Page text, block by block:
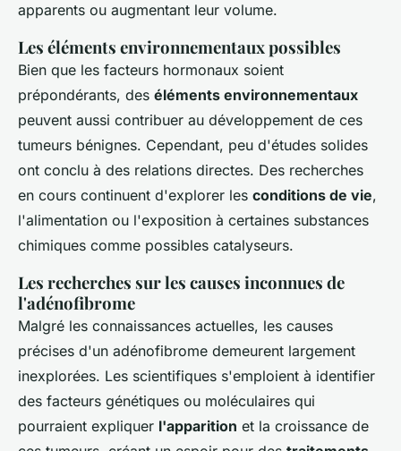
apparents ou augmentant leur volume.
Les éléments environnementaux possibles
Bien que les facteurs hormonaux soient
prépondérants, des éléments environnementaux
peuvent aussi contribuer au développement de ces
tumeurs bénignes. Cependant, peu d'études solides
ont conclu à des relations directes. Des recherches
en cours continuent d'explorer les conditions de vie,
l'alimentation ou l'exposition à certaines substances
chimiques comme possibles catalyseurs.
Les recherches sur les causes inconnues de
l'adénofibrome
Malgré les connaissances actuelles, les causes
précises d'un adénofibrome demeurent largement
inexplorées. Les scientifiques s'emploient à identifier
des facteurs génétiques ou moléculaires qui
pourraient expliquer l'apparition et la croissance de